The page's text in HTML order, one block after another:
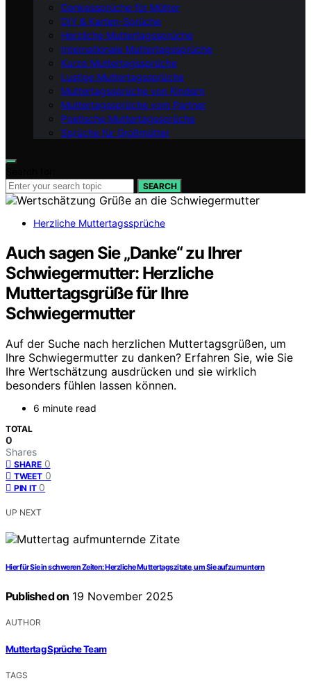
Dankessprüche für Mütter
DIY & Karten-Sprüche
Herzliche Muttertagssprüche
Internationale Muttertagssprüche
Kurze Muttertagssprüche
Lustige Muttertagssprüche
Muttertagssprüche von Kindern
Muttertagssprüche vom Partner
Poetische Muttertagssprüche
Sprüche für Großmütter
SEARCH
Herzliche Muttertagssprüche
Auch sagen Sie „Danke“ zu Ihrer
Schwiegermutter: Herzliche
Muttertagsgrüße für Ihre
Schwiegermutter
Auf der Suche nach herzlichen Muttertagsgrüßen, um
Ihre Schwiegermutter zu danken? Erfahren Sie, wie Sie
Ihre Wertschätzung ausdrücken und sie wirklich
besonders fühlen lassen können.
6 minute read
TOTAL
0
Shares
SHARE 0
TWEET 0
PIN IT 0
UP NEXT
Hier für Sie in schweren Zeiten: Herzliche Muttertagszitate, um Sie aufzumuntern
Published on 19 November 2025
AUTHOR
Muttertag Sprüche Team
TAGS